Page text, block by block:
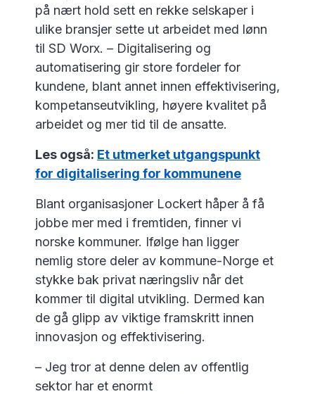
på nært hold sett en rekke selskaper i
ulike bransjer sette ut arbeidet med lønn
til SD Worx. – Digitalisering og
automatisering gir store fordeler for
kundene, blant annet innen effektivisering,
kompetanseutvikling, høyere kvalitet på
arbeidet og mer tid til de ansatte.
Les også: Et utmerket utgangspunkt
for digitalisering for kommunene
Blant organisasjoner Lockert håper å få
jobbe mer med i fremtiden, finner vi
norske kommuner. Ifølge han ligger
nemlig store deler av kommune-Norge et
stykke bak privat næringsliv når det
kommer til digital utvikling. Dermed kan
de gå glipp av viktige framskritt innen
innovasjon og effektivisering.
– Jeg tror at denne delen av offentlig
sektor har et enormt